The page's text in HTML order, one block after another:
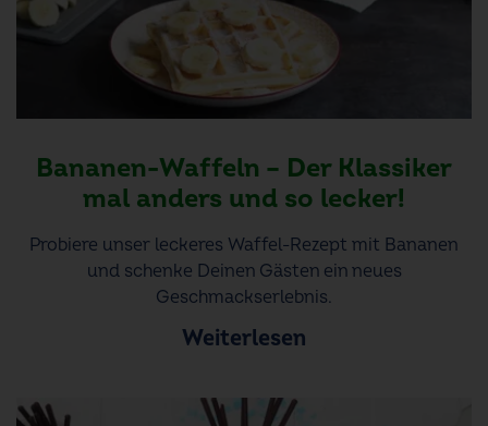
Bananen-Waffeln – Der Klassiker
mal anders und so lecker!
Probiere unser leckeres Waffel-Rezept mit Bananen
und schenke Deinen Gästen ein neues
Geschmackserlebnis.
Weiterlesen